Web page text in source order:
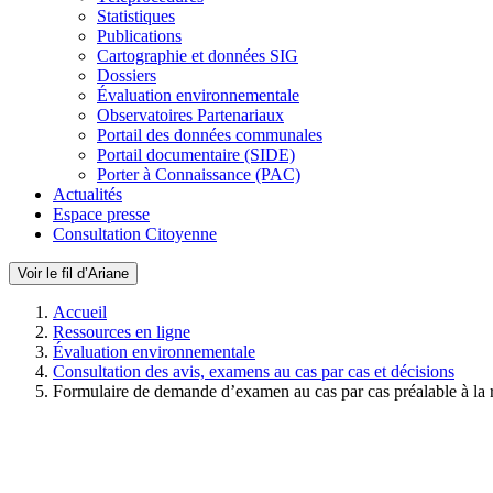
Statistiques
Publications
Cartographie et données SIG
Dossiers
Évaluation environnementale
Observatoires Partenariaux
Portail des données communales
Portail documentaire (SIDE)
Porter à Connaissance (PAC)
Actualités
Espace presse
Consultation Citoyenne
Voir le fil d’Ariane
Accueil
Ressources en ligne
Évaluation environnementale
Consultation des avis, examens au cas par cas et décisions
Formulaire de demande d’examen au cas par cas préalable à